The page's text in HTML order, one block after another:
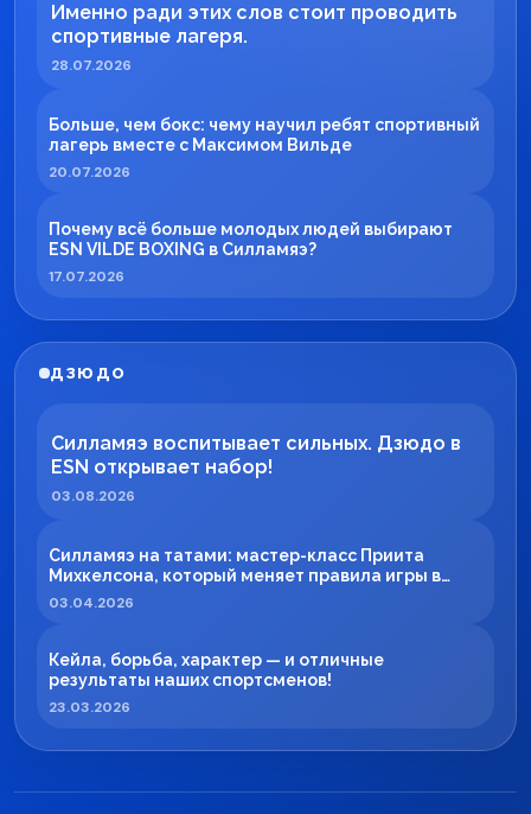
Именно ради этих слов стоит проводить
спортивные лагеря.
28.07.2026
Больше, чем бокс: чему научил ребят спортивный
лагерь вместе с Максимом Вильде
20.07.2026
Почему всё больше молодых людей выбирают
ESN VILDE BOXING в Силламяэ?
17.07.2026
ДЗЮДО
Силламяэ воспитывает сильных. Дзюдо в
ESN открывает набор!
03.08.2026
Силламяэ на татами: мастер-класс Приита
Михкелсона, который меняет правила игры в
регионе
03.04.2026
Кейла, борьба, характер — и отличные
результаты наших спортсменов!
23.03.2026